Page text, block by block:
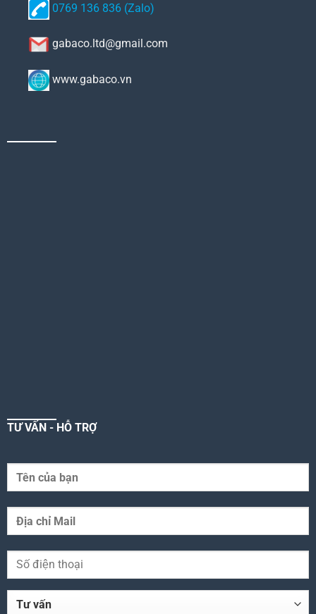
0769 136 836 (Zalo)
gabaco.ltd@gmail.com
www.gabaco.vn
TƯ VẤN - HỖ TRỢ